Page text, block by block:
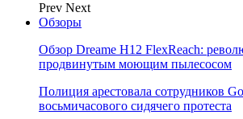
Prev Next
Обзоры
Обзор Dreame H12 FlexReach:
продвинутым моющим пылесосом
Полиция арестовала сотрудников
восьмичасового сидячего протеста